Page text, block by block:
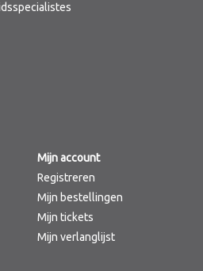
Mijn account
Registreren
Mijn bestellingen
Mijn tickets
Mijn verlanglijst